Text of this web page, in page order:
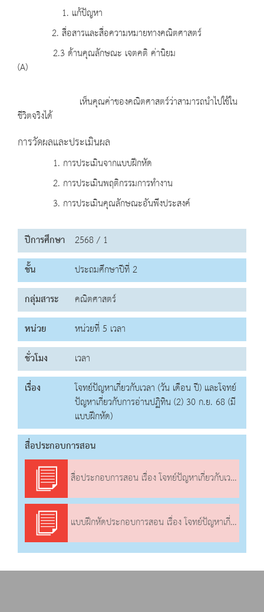
1. แก้ปัญหา
2. สื่อสารและสื่อความหมายทางคณิตศาสตร์
2.3 ด้านคุณลักษณะ เจตคติ ค่านิยม
(A)
เห็นคุณค่าของคณิตศาสตร์ว่าสามารถนำไปใช้ใน
ชีวิตจริงได้
การวัดผลและประเมินผล
1. การประเมินจากแบบฝึกหัด
2. การประเมินพฤติกรรมการทำงาน
3. การประเมินคุณลักษณะอันพึงประสงค์
ปีการศึกษา 2568 / 1
ชั้น
ประถมศึกษาปีที่ 2
กลุ่มสาระ
คณิตศาสตร์
หน่วย
หน่วยที่ 5 เวลา
ชั่วโมง
เวลา
เรื่อง
โจทย์ปัญหาเกี่ยวกับเวลา (วัน เดือน ปี) และโจทย์
ปัญหาเกี่ยวกับการอ่านปฏิทิน (2) 30 ก.ย. 68 (มี
แบบฝึกหัด)
สื่อประกอบการสอน
สื่อประกอบการสอน เรื่อง โจทย์ปัญหาเกี่ยวกับเวลา (วัน เดือน ปี) และโจทย์ปัญหาเกี่ยวกับการอ่านปฏิทิน (2)
แบบฝึกหัดประกอบการสอน เรื่อง โจทย์ปัญหาเกี่ยวกับเวลา (วัน เดือน ปี) และโจทย์ปัญหาเกี่ยวกับการอ่านปฏิทิน (2)